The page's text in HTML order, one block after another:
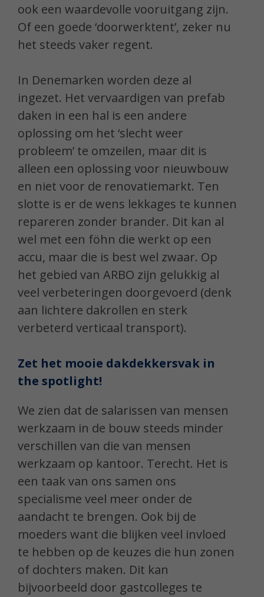
ook een waardevolle vooruitgang zijn.
Of een goede ‘doorwerktent’, zeker nu
het steeds vaker regent.
In Denemarken worden deze al
ingezet. Het vervaardigen van prefab
daken in een hal is een andere
oplossing om het ‘slecht weer
probleem’ te omzeilen, maar dit is
alleen een oplossing voor nieuwbouw
en niet voor de renovatiemarkt. Ten
slotte is er de wens lekkages te kunnen
repareren zonder brander. Dit kan al
wel met een föhn die werkt op een
accu, maar die is best wel zwaar. Op
het gebied van ARBO zijn gelukkig al
veel verbeteringen doorgevoerd (denk
aan lichtere dakrollen en sterk
verbeterd verticaal transport).
Zet het mooie dakdekkersvak in
the spotlight!
We zien dat de salarissen van mensen
werkzaam in de bouw steeds minder
verschillen van die van mensen
werkzaam op kantoor. Terecht. Het is
een taak van ons samen ons
specialisme veel meer onder de
aandacht te brengen. Ook bij de
moeders want die blijken veel invloed
te hebben op de keuzes die hun zonen
of dochters maken. Dit kan
bijvoorbeeld door gastcolleges te